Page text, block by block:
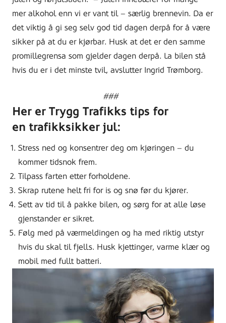
mer alkohol enn vi er vant til – særlig brennevin. Da er
det viktig å gi seg selv god tid dagen derpå for å være
sikker på at du er kjørbar. Husk at det er den samme
promillegrensa som gjelder dagen derpå. La bilen stå
hvis du er i det minste tvil, avslutter Ingrid Trømborg.
###
Her er Trygg Trafikks tips for
en trafikksikker jul:
Stress ned og konsentrer deg om kjøringen – du
kommer tidsnok frem.
Tilpass farten etter forholdene.
Skrap rutene helt fri for is og snø før du kjører.
Sett av tid til å pakke bilen, og sørg for at alle løse
gjenstander er sikret.
Følg med på værmeldingen og ha med riktig utstyr
hvis du skal til fjells. Husk kjettinger, varme klær og
mobil med fullt batteri.